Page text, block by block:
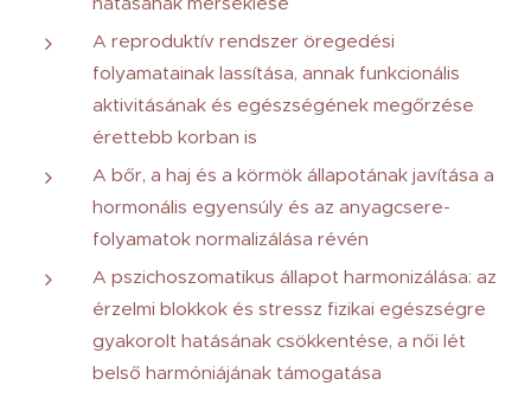
A reproduktív rendszer öregedési
folyamatainak lassítása, annak funkcionális
aktivitásának és egészségének megőrzése
érettebb korban is
A bőr, a haj és a körmök állapotának javítása a
hormonális egyensúly és az anyagcsere-
folyamatok normalizálása révén
A pszichoszomatikus állapot harmonizálása: az
érzelmi blokkok és stressz fizikai egészségre
gyakorolt hatásának csökkentése, a női lét
belső harmóniájának támogatása